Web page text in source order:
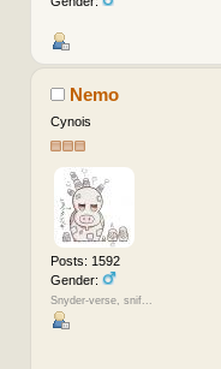
Nemo
Cynois
Posts: 1592
Gender:
Snyder-verse, snif...